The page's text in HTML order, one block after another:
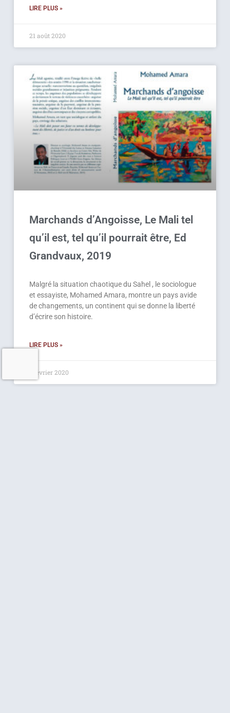
LIRE PLUS »
21 août 2020
Marchands d’Angoisse, Le Mali tel
qu’il est, tel qu’il pourrait être, Ed
Grandvaux, 2019
Malgré la situation chaotique du Sahel , le sociologue
et essayiste, Mohamed Amara, montre un pays avide
de changements, un continent qui se donne la liberté
d’écrire son histoire.
LIRE PLUS »
5 février 2020